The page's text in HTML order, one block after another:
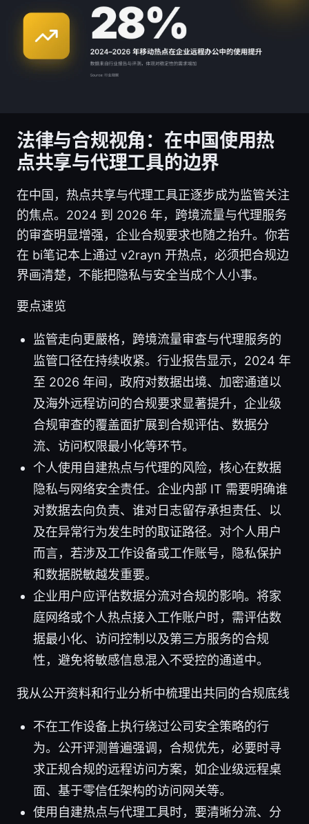
法律与合规视角：在中国使用热
点共享与代理工具的边界
在中国，热点共享与代理工具正逐步成为监管关注
的焦点。2024 到 2026 年，跨境流量与代理服务
的审查明显增强，企业合规要求也随之抬升。你若
在 bi笔记本上通过 v2rayn 开热点，必须把合规边
界画清楚，不能把隐私与安全当成个人小事。
要点速览
监管走向更嚴格，跨境流量审查与代理服务的
监管口径在持续收紧。行业报告显示，2024 年
至 2026 年间，政府对数据出境、加密通道以
及海外远程访问的合规要求显著提升，企业级
合规审查的覆盖面扩展到合规评估、数据分
流、访问权限最小化等环节。
个人使用自建热点与代理的风险，核心在数据
隐私与网络安全责任。企业内部 IT 需要明确谁
对数据去向负责、谁对日志留存承担责任、以
及在异常行为发生时的取证路径。对个人用户
而言，若涉及工作设备或工作账号，隐私保护
和数据脱敏越发重要。
企业用户应评估数据分流对合规的影响。将家
庭网络或个人热点接入工作账户时，需评估数
据最小化、访问控制以及第三方服务的合规
性，避免将敏感信息混入不受控的通道中。
我从公开资料和行业分析中梳理出共同的合规底线
不在工作设备上执行绕过公司安全策略的行
为。公开评测普遍强调，合规优先，必要时寻
求正规合规的远程访问方案，如企业级远程桌
面、基于零信任架构的访问网关等。
使用自建热点与代理工具时，要清晰分流、分